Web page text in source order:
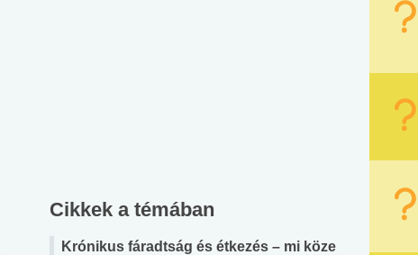
Cikkek a témában
Krónikus fáradtság és étkezés – mi köze